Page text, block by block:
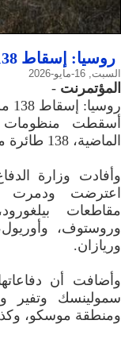
روسيا: إسقاط 138 مسيرة أوكرانية
السبت, 16-مايو-2026
المؤتمرنت -
روسيا: إسقاط 138 مسيرة أوكرانية
أسقطت منظومات
الماضية، 138 طائرة مسيرة أوكرانية في عدد من المقاطعات.
وأفادت وزارة
اعترضت ودمرت
مقاطعات
وروستوف،
وريازان.
وأضافت أن
سمولينسك وتفير
ومنطقة موسكو،